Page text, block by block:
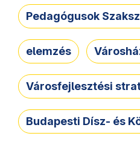
Pedagógusok
elemzés
Városfejlesztési
Budapesti Dísz- és